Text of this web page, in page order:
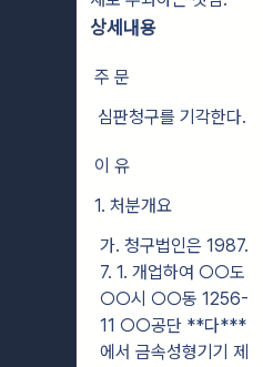
상세내용
주 문
심판청구를 기각한다.
이 유
1. 처분개요
가. 청구법인은 1987.
7. 1. 개업하여 ○○도
○○시 ○○동 1256-
11 ○○공단 **다***
에서 금속성형기기 제